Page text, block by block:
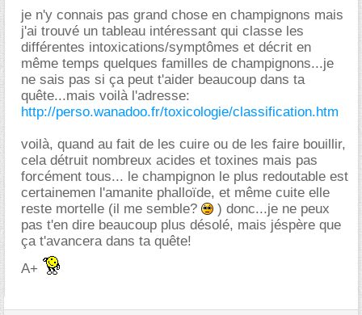
je n'y connais pas grand chose en champignons mais
j'ai trouvé un tableau intéressant qui classe les
différentes intoxications/symptômes et décrit en
même temps quelques familles de champignons...je
ne sais pas si ça peut t'aider beaucoup dans ta
quête...mais voilà l'adresse:
http://perso.wanadoo.fr/toxicologie/classification.htm
voilà, quand au fait de les cuire ou de les faire bouillir,
cela détruit nombreux acides et toxines mais pas
forcément tous... le champignon le plus redoutable est
certainemen l'amanite phalloïde, et même cuite elle
reste mortelle (il me semble?
) donc...je ne peux
pas t'en dire beaucoup plus désolé, mais jéspère que
ça t'avancera dans ta quête!
A+